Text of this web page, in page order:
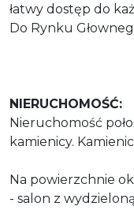
łatwy dostęp do
Do Rynku
NIERUCHOMOŚĆ:
Nieruchomość
kamienicy.
Na powierzchnie
- salon z